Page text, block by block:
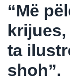
“Më
krijues,
ta
shoh”.